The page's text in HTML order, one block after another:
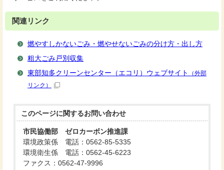
関連リンク
燃やすしかないごみ・燃やせないごみの分け方・出し方
粗大ごみ戸別収集
東部知多クリーンセンター（エコリ）ウェブサイト
（外部
リンク）
このページに関するお問い合わせ
市民協働部 ゼロカーボン推進課
環境政策係 電話：0562-85-5335
環境衛生係 電話：0562-45-6223
ファクス：0562-47-9996